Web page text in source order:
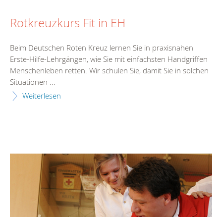
Rotkreuzkurs Fit in EH
Beim Deutschen Roten Kreuz lernen Sie in praxisnahen
Erste-Hilfe-Lehrgängen, wie Sie mit einfachsten Handgriffen
Menschenleben retten. Wir schulen Sie, damit Sie in solchen
Situationen ...
Weiterlesen